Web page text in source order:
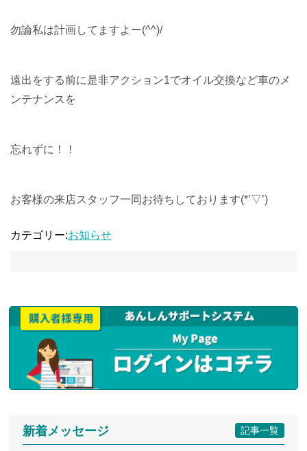
勿論私は計画してますよー(^^)/
遠出をする前に是非アクション1でオイル交換など車のメ
ンテナンスを
忘れずに！！
お客様の来店スタッフ一同お待ちしております(*’▽’)
カテゴリー:お知らせ
記事一覧
新着メッセージ